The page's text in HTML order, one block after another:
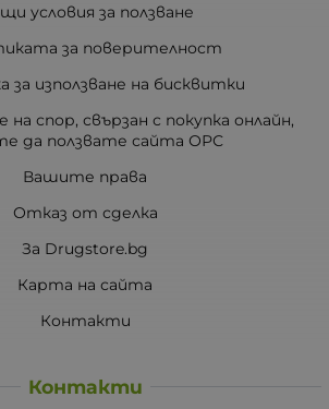
условия за ползване
за поверителност
за използване на бисквитки
на спор, свързан с покупка онлайн,
да ползвате сайта ОРС
Вашите права
Отказ от сделка
За Drugstore.bg
Карта на сайта
Контакти
Контакти